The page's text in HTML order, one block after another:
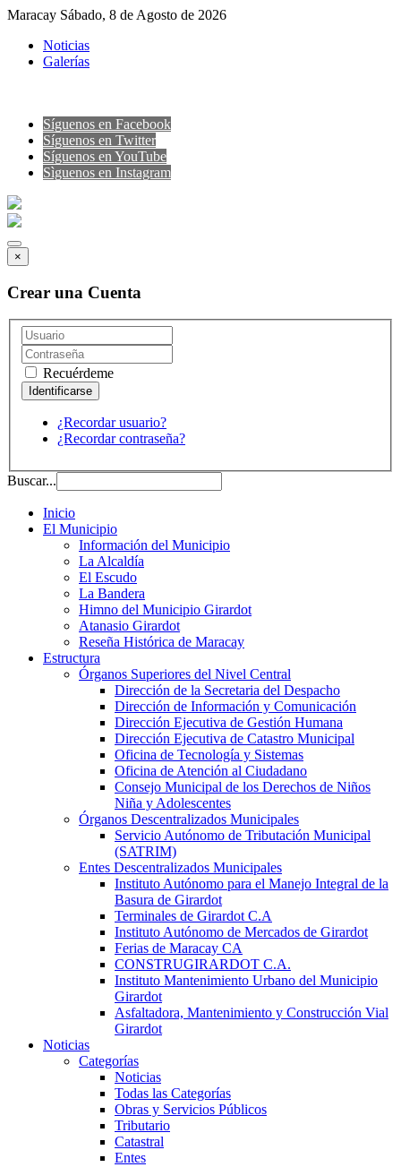
Maracay Sábado, 8 de Agosto de 2026
Noticias
Galerías
Síguenos en Facebook
Síguenos en Twitter
Síguenos en YouTube
Sìguenos en Instagram
×
Crear una Cuenta
Recuérdeme
¿Recordar usuario?
¿Recordar contraseña?
Buscar...
Inicio
El Municipio
Información del Municipio
La Alcaldía
El Escudo
La Bandera
Himno del Municipio Girardot
Atanasio Girardot
Reseña Histórica de Maracay
Estructura
Órganos Superiores del Nivel Central
Dirección de la Secretaria del Despacho
Dirección de Información y Comunicación
Dirección Ejecutiva de Gestión Humana
Dirección Ejecutiva de Catastro Municipal
Oficina de Tecnología y Sistemas
Oficina de Atención al Ciudadano
Consejo Municipal de los Derechos de Niños
Niña y Adolescentes
Órganos Descentralizados Municipales
Servicio Autónomo de Tributación Municipal
(SATRIM)
Entes Descentralizados Municipales
Instituto Autónomo para el Manejo Integral de la
Basura de Girardot
Terminales de Girardot C.A
Instituto Autónomo de Mercados de Girardot
Ferias de Maracay CA
CONSTRUGIRARDOT C.A.
Instituto Mantenimiento Urbano del Municipio
Girardot
Asfaltadora, Mantenimiento y Construcción Vial
Girardot
Noticias
Categorías
Noticias
Todas las Categorías
Obras y Servicios Públicos
Tributario
Catastral
Entes